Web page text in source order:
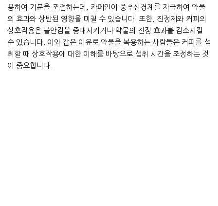
용하여 기분을 조절하는데, 카페인이 중추신경계를 자극하여 약물
의 효과와 상반된 영향을 미칠 수 있습니다. 또한, 진정제와 커피의
상호작용은 불안감을 증대시키거나 약물의 진정 효과를 감소시킬
수 있습니다. 이와 같은 이유로 약물을 복용하는 사람들은 커피를 섭
취할 때 상호작용에 대한 이해를 바탕으로 섭취 시간을 조정하는 것
이 중요합니다.